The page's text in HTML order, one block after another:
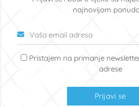
najnovijom
Pristajem na primanje
adrese
Prijavi se